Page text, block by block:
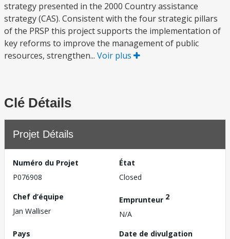
strategy presented in the 2000 Country assistance
strategy (CAS). Consistent with the four strategic pillars
of the PRSP this project supports the implementation of
key reforms to improve the management of public
resources, strengthen... Voir plus
Clé Détails
Projet Détails
Numéro du Projet
P076908
État
Closed
Chef d’équipe
Jan Walliser
Emprunteur 2
N/A
Pays
Date de divulgation